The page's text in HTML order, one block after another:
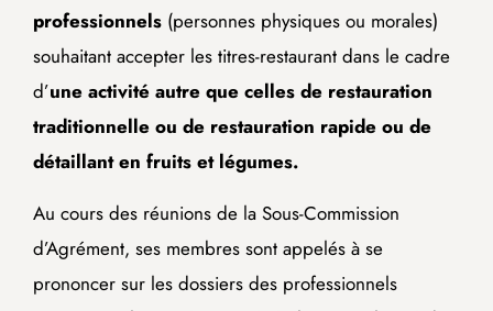
professionnels (personnes physiques ou morales)
souhaitant accepter les titres-restaurant dans le cadre
d’une activité autre que celles de restauration
traditionnelle ou de restauration rapide ou de
détaillant en fruits et légumes.
Au cours des réunions de la Sous-Commission
d’Agrément, ses membres sont appelés à se
prononcer sur les dossiers des professionnels